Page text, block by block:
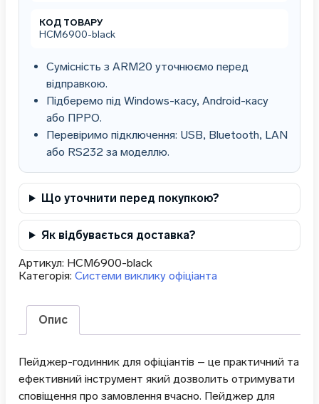
КОД ТОВАРУ
HCM6900-black
Сумісність з ARM20 уточнюємо перед
відправкою.
Підберемо під Windows-касу, Android-касу
або ПРРО.
Перевіримо підключення: USB, Bluetooth, LAN
або RS232 за моделлю.
Що уточнити перед покупкою?
Як відбувається доставка?
Артикул: HCM6900-black
Категорія: Системи виклику офіціанта
Опис
Пейджер-годинник для офіціантів – це практичний та
ефективний інструмент який дозволить отримувати
сповіщення про замовлення вчасно. Пейджер для